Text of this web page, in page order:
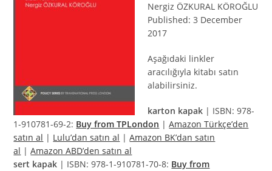
Nergiz ÖZKURAL KÖROĞLU
Published: 3 December
2017
Aşağıdaki linkler
aracılığıyla kitabı satın
alabilirsiniz.
karton kapak | ISBN: 978-
1-910781-69-2: Buy from TPLondon |Amazon Türkçe’den
satın al | Lulu’dan satın al |Amazon BK’dan satın
al |Amazon ABD’den satın al
sert kapak | ISBN: 978-1-910781-70-8: Buy from